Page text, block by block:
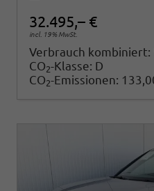
32.495,– €
incl. 19% MwSt.
Verbrauch kombiniert:
CO2-Klasse: D
CO2-Emissionen: